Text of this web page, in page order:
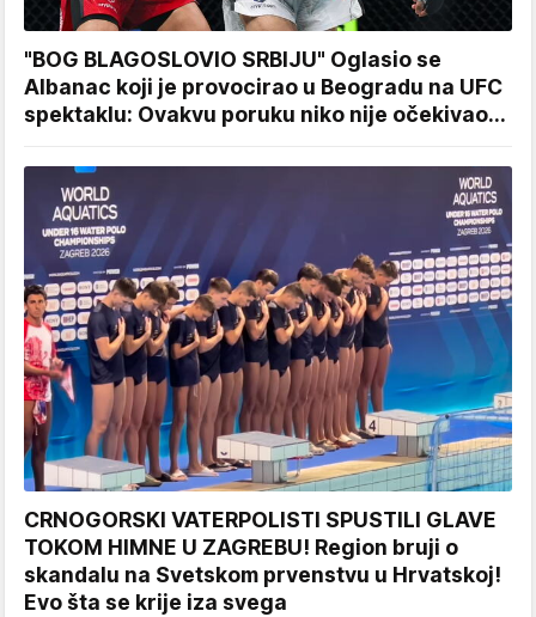
"BOG BLAGOSLOVIO SRBIJU" Oglasio se
Albanac koji je provocirao u Beogradu na UFC
spektaklu: Ovakvu poruku niko nije očekivao...
CRNOGORSKI VATERPOLISTI SPUSTILI GLAVE
TOKOM HIMNE U ZAGREBU! Region bruji o
skandalu na Svetskom prvenstvu u Hrvatskoj!
Evo šta se krije iza svega